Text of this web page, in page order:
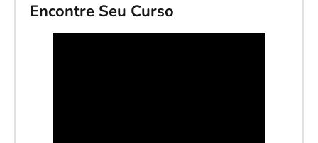
Encontre Seu Curso